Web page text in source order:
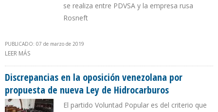
se realiza entre PDVSA y la empresa rusa
Rosneft
PUBLICADO: 07 de marzo de 2019
LEER MÁS
Discrepancias en la oposición venezolana por
propuesta de nueva Ley de Hidrocarburos
El partido Voluntad Popular es del criterio que